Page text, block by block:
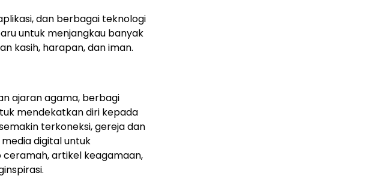
dan berbagai teknologi
untuk menjangkau banyak
kasih, harapan, dan iman.
ajaran agama, berbagi
mendekatkan diri kepada
terkoneksi, gereja dan
digital untuk
artikel keagamaan,